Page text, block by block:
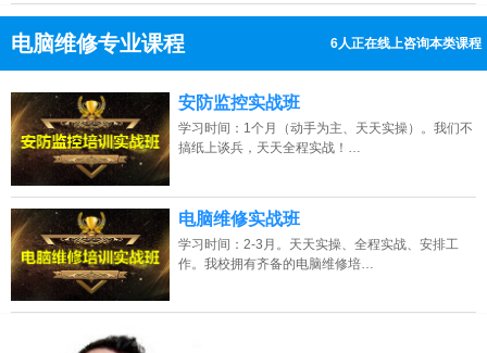
电脑维修专业课程 6人正在线上咨询本类课程
点击免费咨询电话：13807313137
安防监控实战班
学习时间：1个月（动手为主、天天实操）。我们不
搞纸上谈兵，天天全程实战！…
电脑维修实战班
学习时间：2-3月。天天实操、全程实战、安排工
作。我校拥有齐备的电脑维修培…